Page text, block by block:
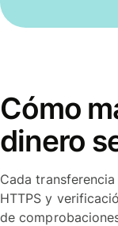
Cómo
dinero
Cada
HTTPS y
de